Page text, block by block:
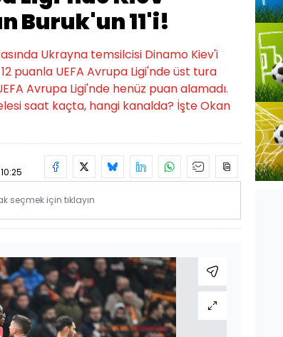
Buruk'un 11'i!
Ukrayna temsilcisi Dinamo Kiev'i
12 puanla UEFA Avrupa Ligi'nde üst tura
Avrupa Ligi'nde henüz puan alamadı.
saat kaçta, hangi kanalda? İşte Okan
seçmek için tıklayın